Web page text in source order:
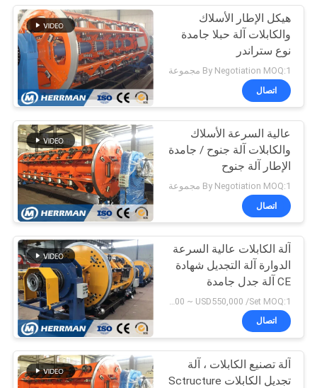
كابل أرمورينغ آلة
آلة سحب الأسلاك
29
آلة اختبار الكابلات
29
هيكل الإطار الأسلاك
والكابلات آلة حبلا جامدة
نوع ستراندر
By Negotiation MOQ:1 مجموعة
اتصال
عالية السرعة الأسلاك
والكابلات آلة جنوح / جامدة
الإطار آلة جنوح
By Negotiation MOQ:1 مجموعة
اتصال
آلة الكابلات عالية السرعة
الدوارة آلة التجديل شهادة
CE آلة جدل جامدة
اتصال
آلة تصنيع الكابلات ، آلة
تجديل الكابلات Sctructure